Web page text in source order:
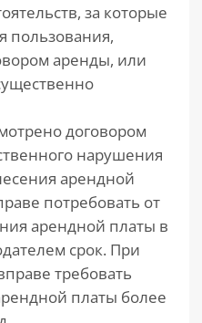
за которые
пользования,
аренды, или
договором
нарушения
арендной
потребовать от
арендной платы в
срок. При
требовать
платы более